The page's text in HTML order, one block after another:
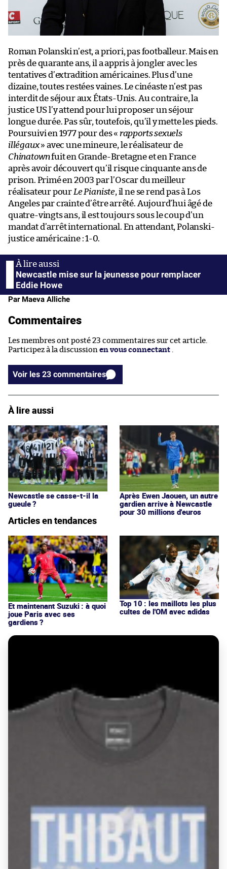
Roman Polanski n’est, a priori, pas footballeur. Mais en
près de quarante ans, il a appris à jongler avec les
tentatives d’extradition américaines. Plus d’une
dizaine, toutes restées vaines. Le cinéaste n’est pas
interdit de séjour aux États-Unis. Au contraire, la
justice US l’y attend pour lui proposer un séjour
longue durée. Pas sûr, toutefois, qu’il y mette les pieds.
Poursuivi en 1977 pour des « rapports sexuels
illégaux» avec une mineure, le réalisateur de
Chinatownfuit en Grande-Bretagne et en France
après avoir découvert qu’il risque cinquante ans de
prison. Primé en 2003 par l’Oscar du meilleur
réalisateur pour Le Pianiste, il ne se rend pas à Los
Angeles par crainte d’être arrêté. Aujourd’hui âgé de
quatre-vingts ans, il est toujours sous le coup d’un
mandat d’arrêt international. En attendant, Polanski-
justice américaine : 1-0.
Newcastle mise sur la jeunesse pour remplacer
Eddie Howe
Par Maeva Alliche
Commentaires
Les membres ont posté 23 commentaires sur cet article.
Participez à la discussion en vous connectant .
Voir les 23 commentaires
À lire aussi
Newcastle se casse-t-il la
gueule ?
Après Ewen Jaouen, un autre
gardien arrive à Newcastle
pour 30 millions d'euros
Articles en tendances
Et maintenant Suzuki : à quoi
joue Paris avec ses
gardiens ?
Top 10 : les maillots les plus
cultes de l'OM avec adidas